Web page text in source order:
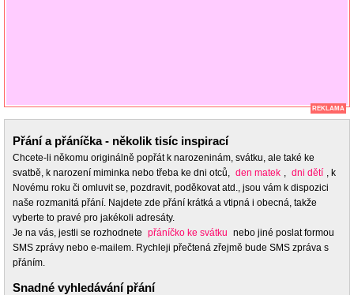
REKLAMA
Přání a přáníčka - několik tisíc inspirací
Chcete-li někomu originálně popřát k narozeninám, svátku, ale také ke
svatbě, k narození miminka nebo třeba ke dni otců, den matek , dni dětí , k
Novému roku či omluvit se, pozdravit, poděkovat atd., jsou vám k dispozici
naše rozmanitá přání. Najdete zde přání krátká a vtipná i obecná, takže
vyberte to pravé pro jakékoli adresáty.
Je na vás, jestli se rozhodnete přáníčko ke svátku nebo jiné poslat formou
SMS zprávy nebo e-mailem. Rychleji přečtená zřejmě bude SMS zpráva s
přáním.
Snadné vyhledávání přání